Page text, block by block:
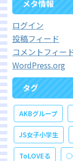
メタ情報
ログイン
投稿フィード
コメントフィー
WordPress.org
タグ
AKBグループ
JS女子小学生
ToLOVEる